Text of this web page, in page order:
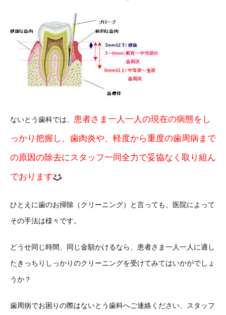
ないとう歯科では、 患者さま一人一人の現在の病態をし
っかり把握し、歯肉炎や、軽度から重度の歯周病まで
の原因の除去にスタッフ一同全力で妥協なく取り組ん
でおります
ひとえに歯のお掃除（クリーニング）と言っても、医院によって
その手法は様々です。
どうせ同じ時間、同じ金額かけるなら、患者さま一人一人に適し
たきっちりしっかりのクリーニングを受けてみてはいかがでしょ
うか？
歯周病でお困りの際はないとう歯科へご連絡ください、スタッフ